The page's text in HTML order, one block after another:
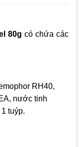
80g có chứa các
RH40,
nước tinh
tuýp.